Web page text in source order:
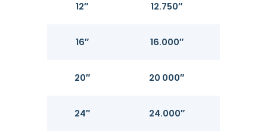
12″ 12.750″
16″ 16.000″
20″ 20 000″
24″ 24.000″